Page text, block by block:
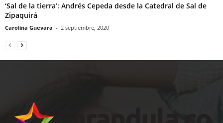
‘Sal de la tierra’: Andrés Cepeda desde la Catedral de Sal de
Zipaquirá
Carolina Guevara - 2 septiembre, 2020